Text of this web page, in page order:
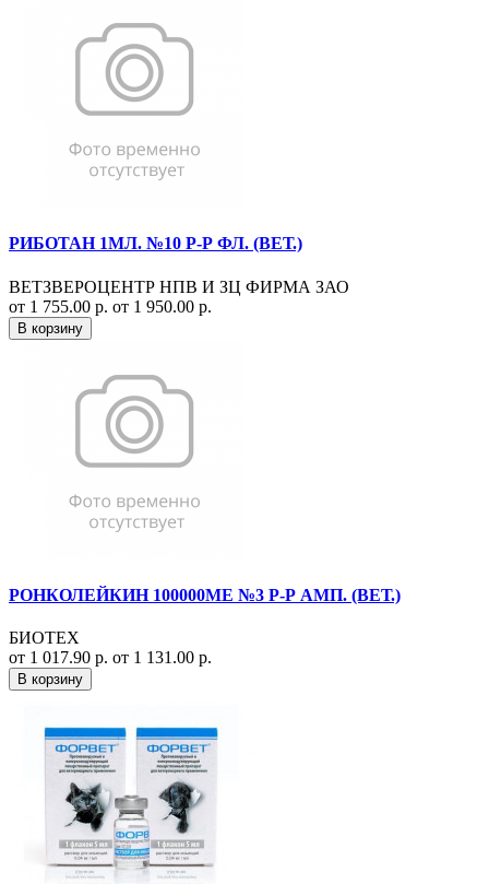
РИБОТАН 1МЛ. №10 Р-Р ФЛ. (ВЕТ.)
ВЕТЗВЕРОЦЕНТР НПВ И ЗЦ ФИРМА ЗАО
от 1 755.00 р. от 1 950.00 р.
В корзину
РОНКОЛЕЙКИН 100000МЕ №3 Р-Р АМП. (ВЕТ.)
БИОТЕХ
от 1 017.90 р. от 1 131.00 р.
В корзину